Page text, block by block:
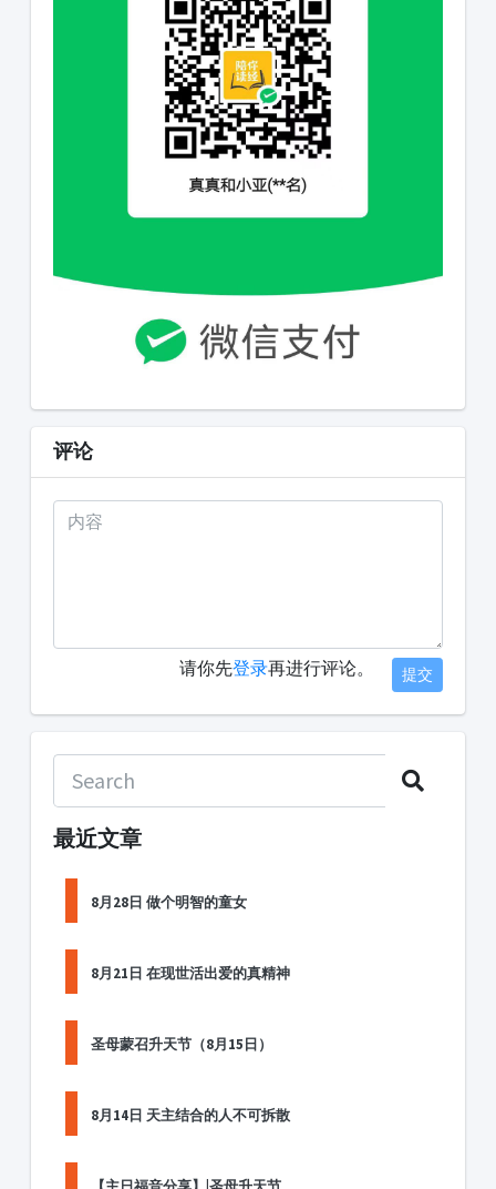
评论
请你先登录再进行评论。 提交
最近文章
8月28日 做个明智的童女
8月21日 在现世活出爱的真精神
圣母蒙召升天节（8月15日）
8月14日 天主结合的人不可拆散
【主日福音分享】|圣母升天节